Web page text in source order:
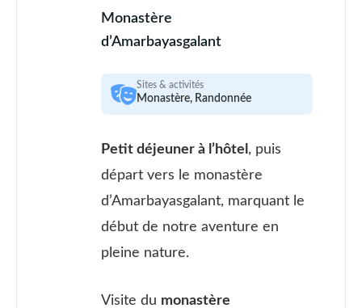
Monastère
d’Amarbayasgalant
Sites & activités
Monastère, Randonnée
Petit déjeuner à l’hôtel , puis
départ vers le monastère
d’Amarbayasgalant, marquant le
début de notre aventure en
pleine nature.
Visite du monastère